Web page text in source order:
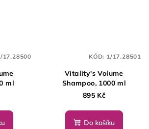
ml
17.28500
Vitality's Volume
Shampoo, 1000 ml
895 Kč
Do košíku
KÓD: 1/17.28501